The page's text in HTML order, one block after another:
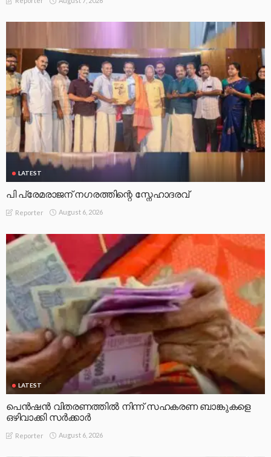
LATEST
പി പ്രേമരാജന് നഗരത്തിന്റെ സ്നേഹാദരവ്
Reporter August 6, 2026
LATEST
പെൻഷൻ വിതരണത്തിൽ നിന്ന് സഹകരണ ബാങ്കുകളെ
ഒഴിവാക്കി സർക്കാർ
Reporter August 6, 2026